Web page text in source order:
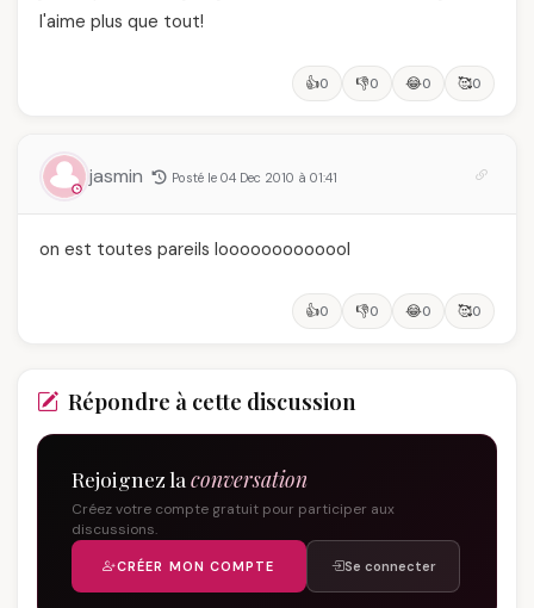
l'aime plus que tout!
👍0 👎0 😂0 🥰0
jasmin Posté le 04 Dec 2010 à 01:41
on est toutes pareils looooooooooool
👍0 👎0 😂0 🥰0
Répondre à cette discussion
Rejoignez la conversation
Créez votre compte gratuit pour participer aux
discussions.
CRÉER MON COMPTE Se connecter